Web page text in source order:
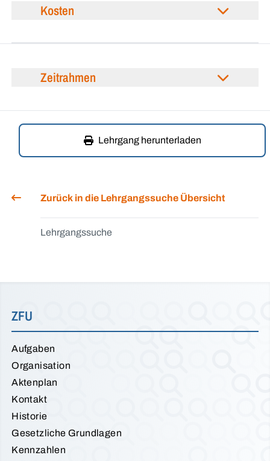
Kosten
Zeitrahmen
Lehrgang herunterladen
Zurück in die Lehrgangssuche Übersicht
Lehrgangssuche
ZFU
Aufgaben
Organisation
Aktenplan
Kontakt
Historie
Gesetzliche Grundlagen
Kennzahlen